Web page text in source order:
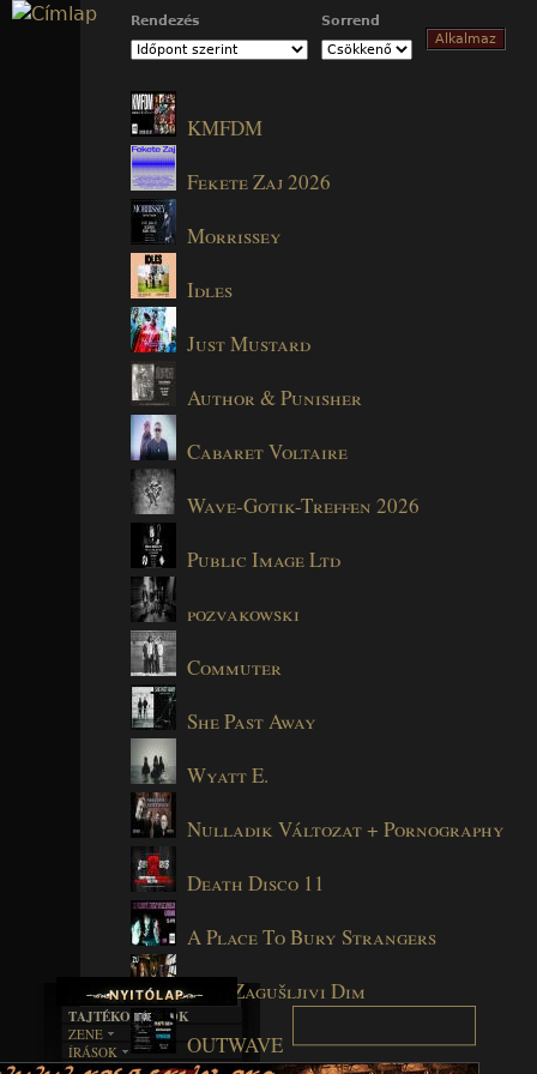
Jump to navigation
Rendezés Sorrend
KMFDM
Fekete Zaj 2026
Morrissey
Idles
Just Mustard
Author & Punisher
Cabaret Voltaire
Wave-Gotik-Treffen 2026
Public Image Ltd
pozvakowski
Commuter
She Past Away
Wyatt E.
Nulladik Változat + Pornography
Death Disco 11
A Place To Bury Strangers
Zu + Zagušljivi Dim
OUTWAVE
TAJTÉKOS LAPOK
ZENE
EGYÜTTESEK
ÍRÁSOK
BOSZORKÁNYKONYHA